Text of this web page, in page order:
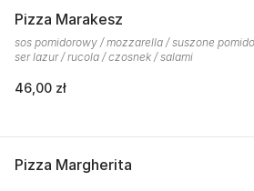
Pizza Marakesz
sos pomidorowy / mozzarella / suszone
ser lazur / rucola / czosnek / salami
46,00 zł
Pizza Margherita